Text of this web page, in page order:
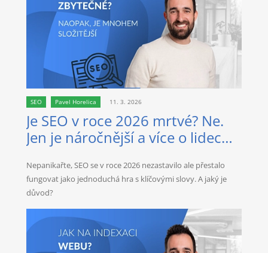
SEO Pavel Horelica 11. 3. 2026
Je SEO v roce 2026 mrtvé? Ne.
Jen je náročnější a více o lidech
Nepanikařte, SEO se v roce 2026 nezastavilo ale přestalo
fungovat jako jednoduchá hra s klíčovými slovy. A jaký je
důvod?